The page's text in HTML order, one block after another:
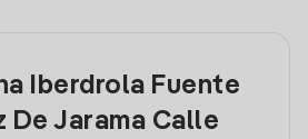
Iberdrola Fuente
De Jarama Calle